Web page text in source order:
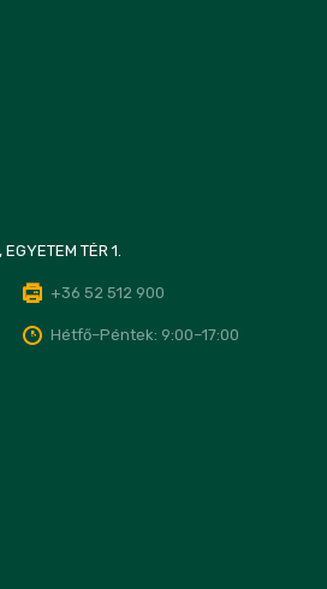
TÉR 1.
+36 52 512 900
Hétfő–Péntek: 9:00–17:00